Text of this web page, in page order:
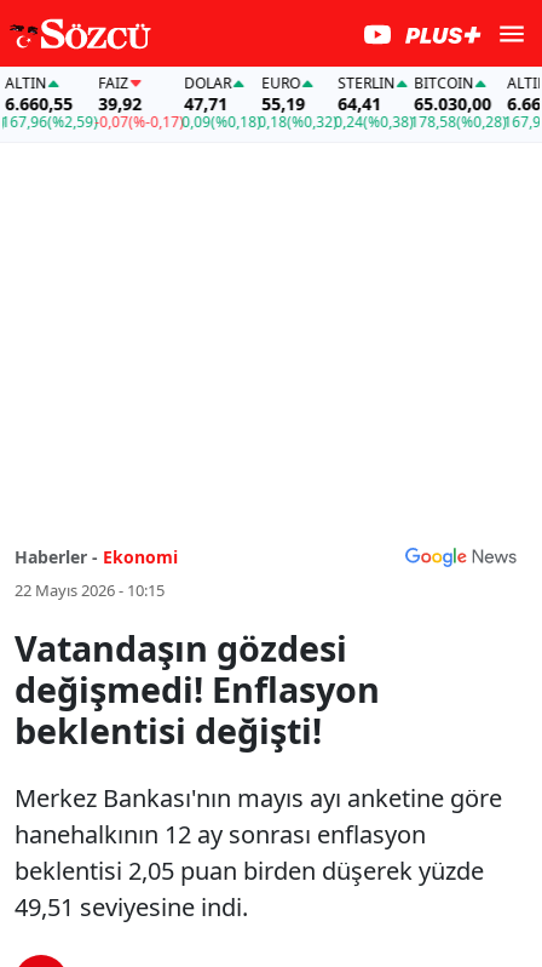
(%2,59)
FAİZ
39,92
-0,07(%-0,17)
DOLAR
47,71
0,09(%0,18)
EURO
55,19
0,18(%0,32)
STERLIN
64,41
0,24(%0,38)
BITCOIN
65.030,00
178,58(%0,28)
ALTIN
167,96
Haberler - Ekonomi
22 Mayıs 2026 - 10:15
Vatandaşın gözdesi
değişmedi! Enflasyon
beklentisi değişti!
Merkez Bankası'nın mayıs ayı anketine göre
hanehalkının 12 ay sonrası enflasyon
beklentisi 2,05 puan birden düşerek yüzde
49,51 seviyesine indi.